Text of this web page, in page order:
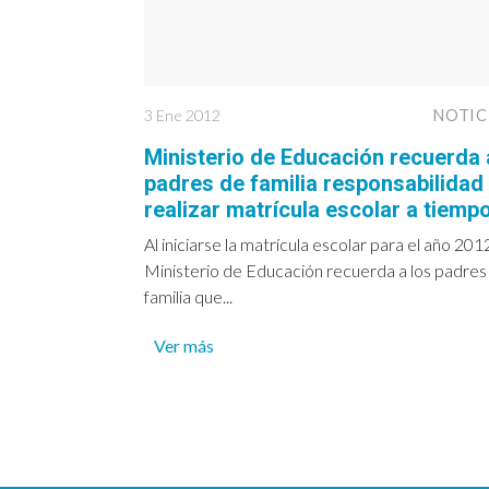
3 Ene 2012
Ministerio de Educación recuerda
padres de familia responsabilidad
realizar matrícula escolar a
Al iniciarse la matrícula escolar para el año
Ministerio de Educación recuerda a los
familia que...
Ver más